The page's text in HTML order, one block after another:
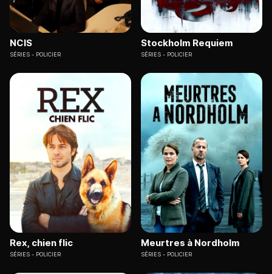
NCIS
SÉRIES POLICIER
Stockholm Requiem
SÉRIES POLICIER
Rex, chien flic
SÉRIES POLICIER
Meurtres à Nordholm
SÉRIES POLICIER